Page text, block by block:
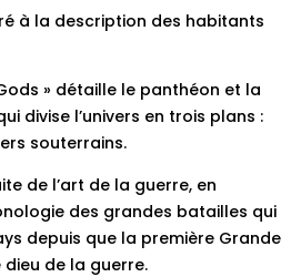
à la description des habitants
» détaille le panthéon et la
divise l’univers en trois plans :
souterrains.
de l’art de la guerre, en
des grandes batailles qui
depuis que la première Grande
de la guerre.